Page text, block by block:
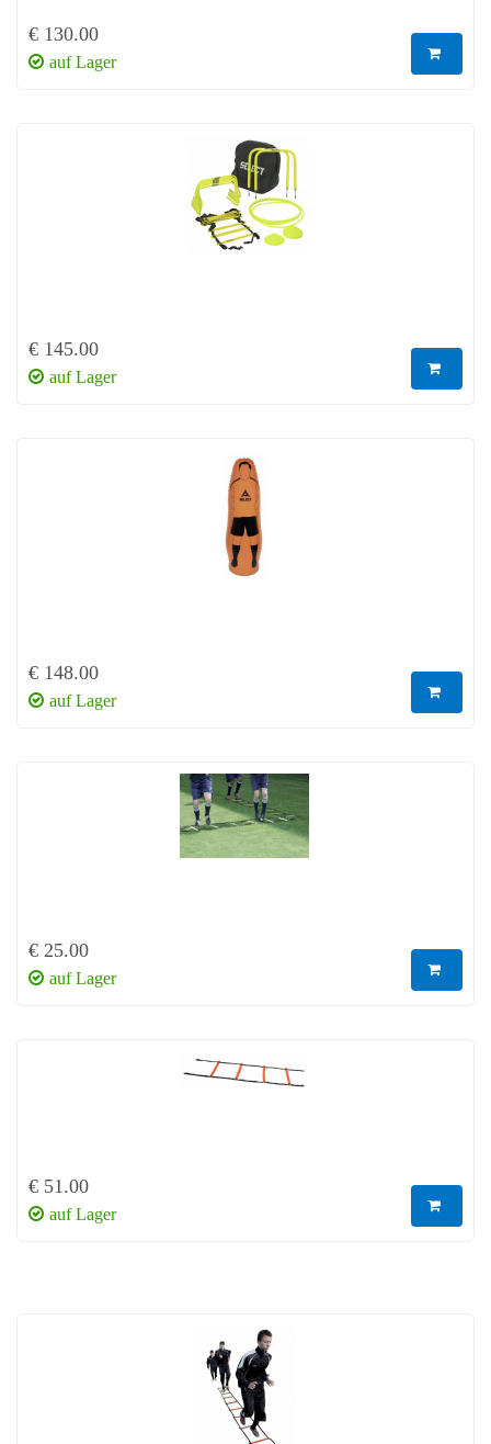
€ 130.00
auf Lager
€ 145.00
auf Lager
€ 148.00
auf Lager
€ 25.00
auf Lager
€ 51.00
auf Lager